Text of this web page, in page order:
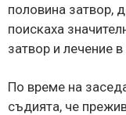
половина затвор,
поискаха
затвор и лечение
По време на
съдията, че